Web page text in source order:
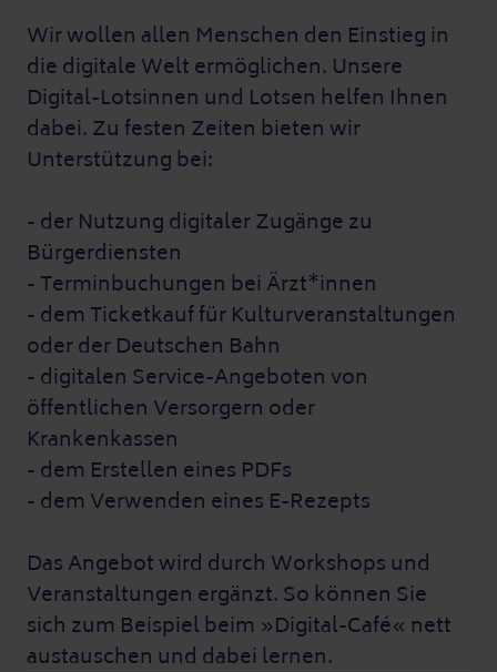
Wir wollen allen Menschen den Einstieg in
die digitale Welt ermöglichen. Unsere
Digital-Lotsinnen und Lotsen helfen Ihnen
dabei. Zu festen Zeiten bieten wir
Unterstützung bei:
- der Nutzung digitaler Zugänge zu
Bürgerdiensten
- Terminbuchungen bei Ärzt*innen
- dem Ticketkauf für Kulturveranstaltungen
oder der Deutschen Bahn
- digitalen Service-Angeboten von
öffentlichen Versorgern oder
Krankenkassen
- dem Erstellen eines PDFs
- dem Verwenden eines E-Rezepts
Das Angebot wird durch Workshops und
Veranstaltungen ergänzt. So können Sie
sich zum Beispiel beim »Digital-Café« nett
austauschen und dabei lernen.